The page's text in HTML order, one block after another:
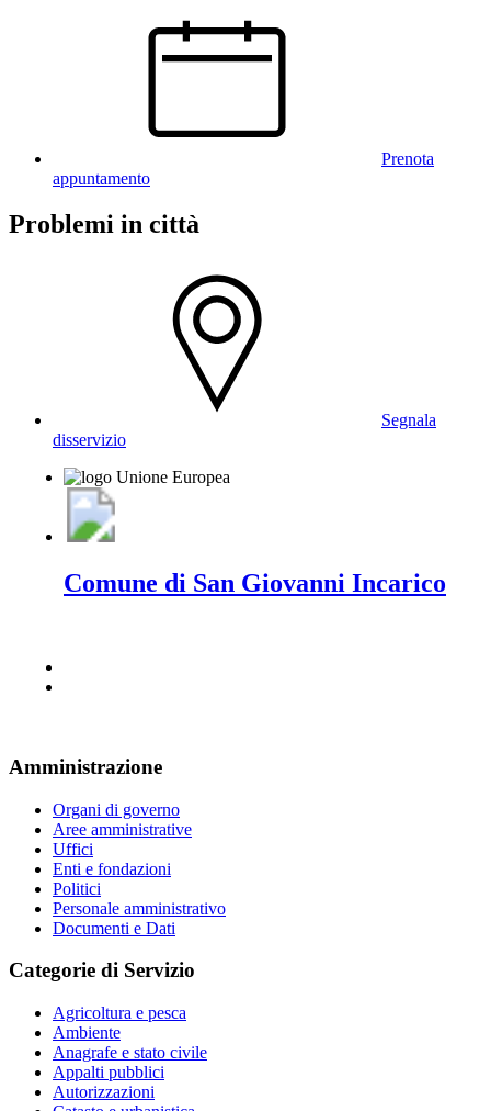
Prenota
appuntamento
Problemi in città
Segnala
disservizio
Comune di San Giovanni Incarico
Amministrazione
Organi di governo
Aree amministrative
Uffici
Enti e fondazioni
Politici
Personale amministrativo
Documenti e Dati
Categorie di Servizio
Agricoltura e pesca
Ambiente
Anagrafe e stato civile
Appalti pubblici
Autorizzazioni